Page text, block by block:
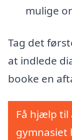
mulige
Tag det
at indlede
booke en
Få hjælp til
gymnasiet